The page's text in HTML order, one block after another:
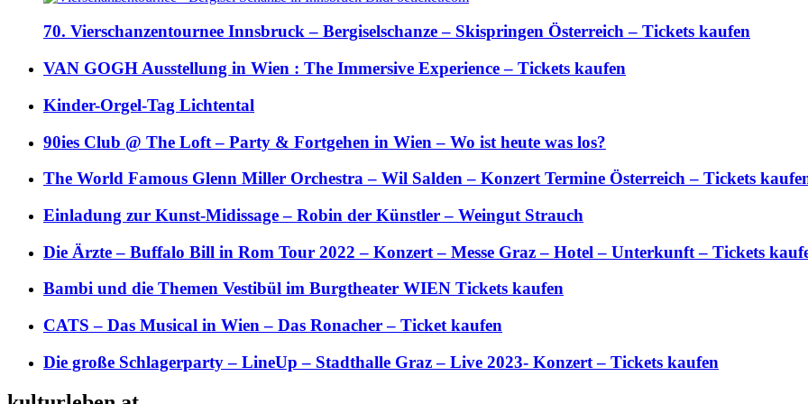
70. Vierschanzentournee Innsbruck – Bergiselschanze – Skispringen Österreich – Tickets kaufen
VAN GOGH Ausstellung in Wien : The Immersive Experience – Tickets kaufen
Kinder-Orgel-Tag Lichtental
90ies Club @ The Loft – Party & Fortgehen in Wien – Wo ist heute was los?
The World Famous Glenn Miller Orchestra – Wil Salden – Konzert Termine Österreich – Tickets
Einladung zur Kunst-Midissage – Robin der Künstler – Weingut Strauch
Die Ärzte – Buffalo Bill in Rom Tour 2022 – Konzert – Messe Graz – Hotel – Unterkunft – Tickets
Bambi und die Themen Vestibül im Burgtheater WIEN Tickets kaufen
CATS – Das Musical in Wien – Das Ronacher – Ticket kaufen
Die große Schlagerparty – LineUp – Stadthalle Graz – Live 2023- Konzert – Tickets kaufen